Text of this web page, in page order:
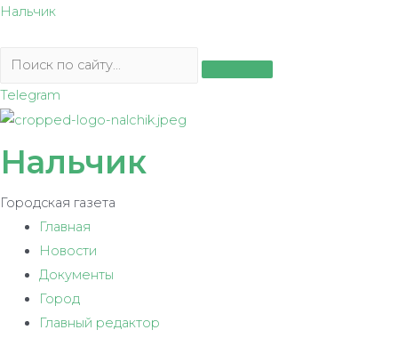
Перейти
содержимому
Нальчик
Telegram
Нальчик
Городская газета
Главная
Новости
Документы
Город
Главный редактор